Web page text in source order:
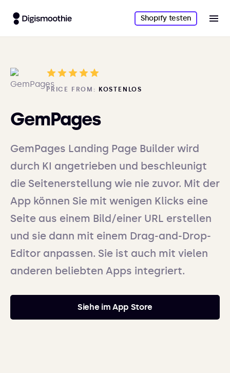
Shopify testen
PRICE FROM: KOSTENLOS
GemPages
GemPages Landing Page Builder wird
durch KI angetrieben und beschleunigt
die Seitenerstellung wie nie zuvor. Mit der
App können Sie mit wenigen Klicks eine
Seite aus einem Bild/einer URL erstellen
und sie dann mit einem Drag-and-Drop-
Editor anpassen. Sie ist auch mit vielen
anderen beliebten Apps integriert.
Siehe im App Store